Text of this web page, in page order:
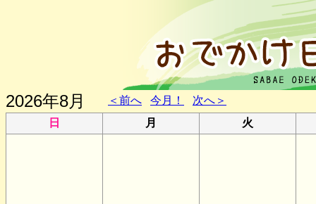
2026年8月 ＜前へ 今月！
次へ＞
日
月 火